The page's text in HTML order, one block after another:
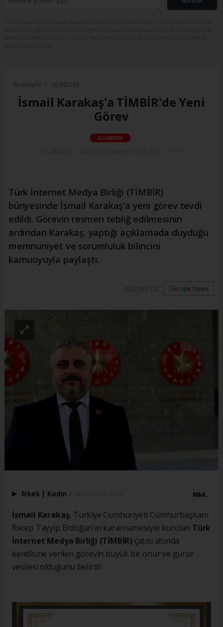
Anasayfa GÜNDEM
İsmail Karakaş'a TİMBİR'de Yeni
Görev
GÜNDEM
Türk İnternet Medya Birliği (TİMBİR)
bünyesinde İsmail Karakaş'a yeni görev tevdi
edildi. Görevin resmen tebliğ edilmesinin
ardından Karakaş, yaptığı açıklamada duyduğu
memnuniyet ve sorumluluk bilincini
kamuoyuyla paylaştı.
Erkek | Kadın
İsmail Karakaş, Türkiye Cumhuriyeti Cumhurbaşkanı
Recep Tayyip Erdoğan'ın kararnamesiyle kurulan Türk
İnternet Medya Birliği (TİMBİR) çatısı altında
kendisine verilen görevin büyük bir onur ve gurur
vesilesi olduğunu belirtti.